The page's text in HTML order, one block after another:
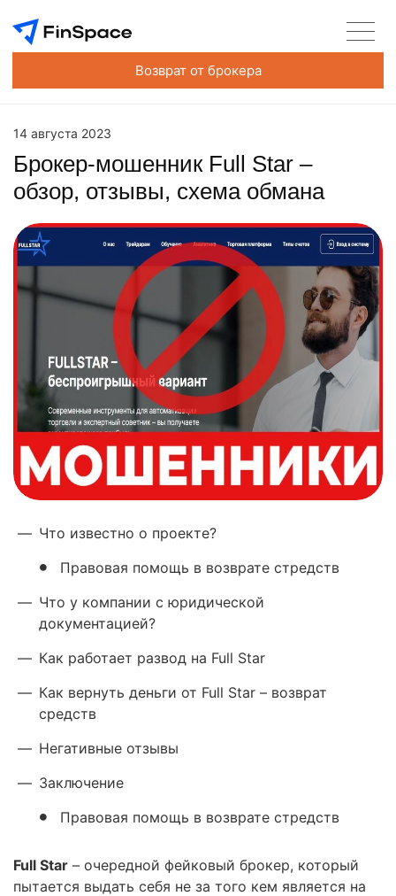
Возврат от брокера
14 августа 2023
Брокер-мошенник Full Star –
обзор, отзывы, схема обмана
— Что известно о проекте?
Правовая помощь в возврате стредств
— Что у компании с юридической
документацией?
— Как работает развод на Full Star
— Как вернуть деньги от Full Star – возврат
средств
— Негативные отзывы
— Заключение
Правовая помощь в возврате стредств
Full Star – очередной фейковый брокер, который
пытается выдать себя не за того кем является на